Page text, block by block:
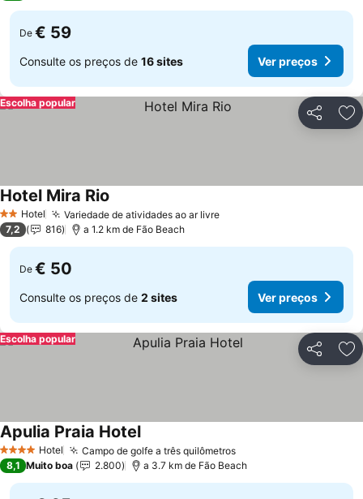
De € 59
Consulte os preços de 16 sites Ver preços
Partilhar
Escolha popular
2 Estrelas
Hotel Variedade de atividades ao ar livre
Hotel Mira Rio
7,2 816 a 1.2 km de Fão Beach
De € 50
Consulte os preços de 2 sites Ver preços
Partilhar
Escolha popular
4 EstrelasHotel Campo de golfe a três quilômetros
Apulia Praia Hotel
8,1 Muito boa 2.800 a 3.7 km de Fão Beach